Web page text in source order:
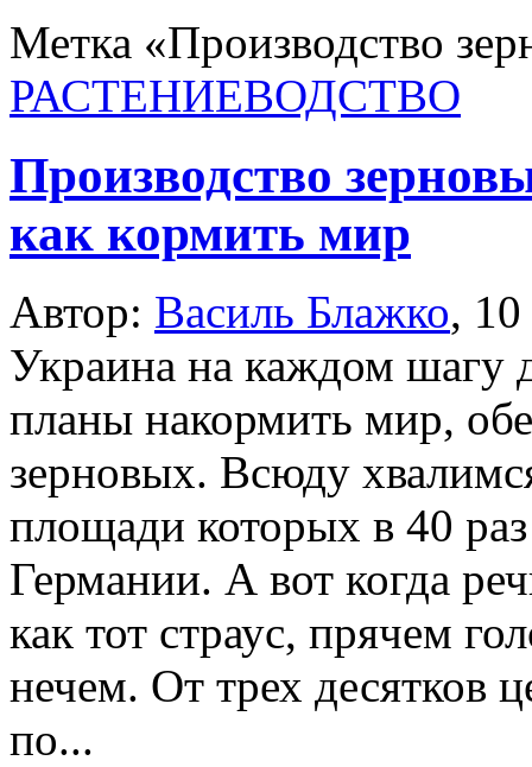
Метка «Производство
РАСТЕНИЕВОДСТВО
Производство
как кормить мир
Автор: Василь Блажко,
Украина на каждом шагу
планы накормить мир,
зерновых. Всюду
площади которых в 40
Германии. А вот когда
как тот страус, прячем
нечем. От трех десятков
по...